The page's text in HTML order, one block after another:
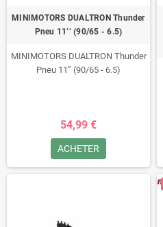
MINIMOTORS DUALTRON Thunder
Pneu 11’’ (90/65 - 6.5)
MINIMOTORS DUALTRON Thunder
Pneu 11’’ (90/65 - 6.5)
54,99 €
ACHETER